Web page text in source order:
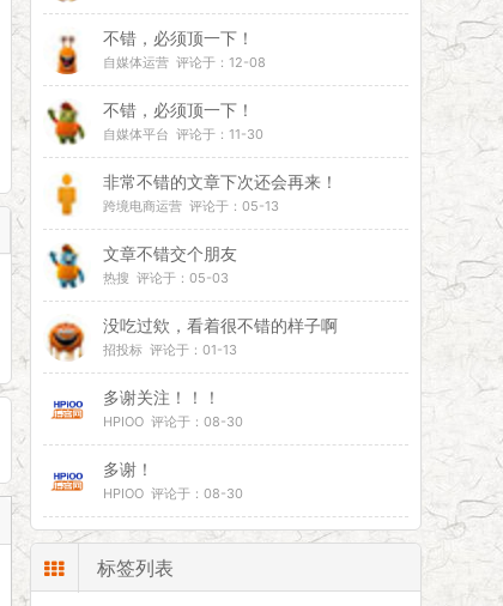
不错，必须顶一下！
自媒体运营 评论于：12-08
不错，必须顶一下！
自媒体平台 评论于：11-30
非常不错的文章下次还会再来！
跨境电商运营 评论于：05-13
文章不错交个朋友
热搜 评论于：05-03
没吃过欸，看着很不错的样子啊
招投标 评论于：01-13
多谢关注！！！
HPIOO 评论于：08-30
多谢！
HPIOO 评论于：08-30
标签列表